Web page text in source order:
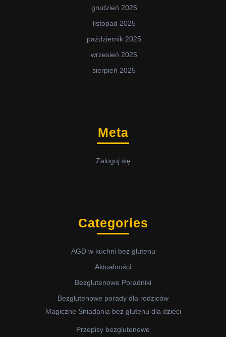
grudzień 2025
listopad 2025
październik 2025
wrzesień 2025
sierpień 2025
Meta
Zaloguj się
Categories
AGD w kuchni bez glutenu
Aktualności
Bezglutenowe Poradniki
Bezglutenowe porady dla rodziców
Magiczne Śniadania bez glutenu dla dzieci
Przepisy bezglutenowe